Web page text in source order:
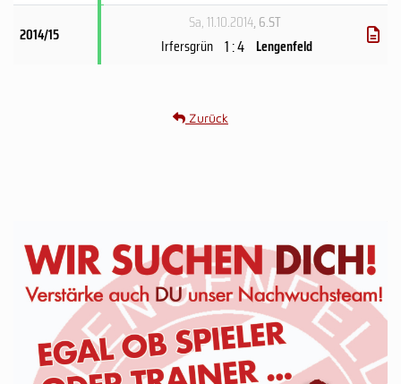
2014/15
Sa, 11.10.2014, 6.ST
Irfersgrün 1 : 4 Lengenfeld
Zurück